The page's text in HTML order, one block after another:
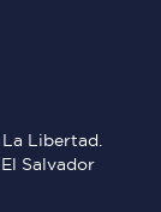
Libertad.
Salvador